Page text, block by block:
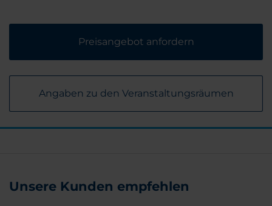
Preisangebot anfordern
Angaben zu den Veranstaltungsräumen
Unsere Kunden empfehlen